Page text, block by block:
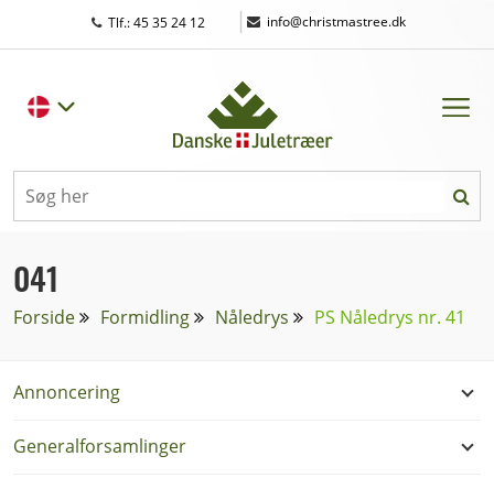
Tlf.: 45 35 24 12 | info@christmastree.dk
041
Forside Formidling Nåledrys PS Nåledrys nr. 41
Annoncering
Generalforsamlinger